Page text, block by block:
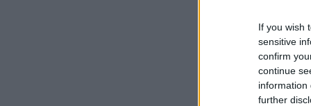
If you wish
sensitive
confirm
continue
information
further